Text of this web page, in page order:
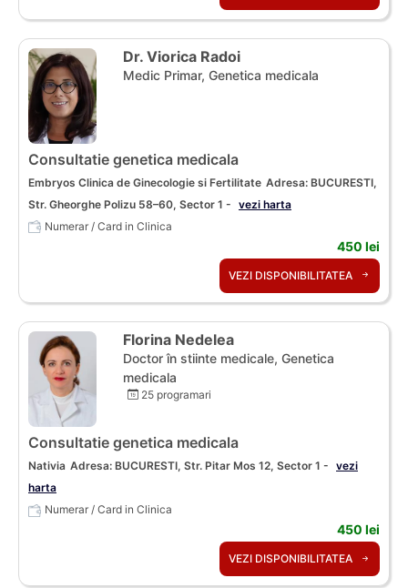
Dr. Viorica Radoi
Medic Primar, Genetica medicala
Consultatie genetica medicala
Embryos Clinica de Ginecologie si Fertilitate Adresa: BUCURESTI,
Str. Gheorghe Polizu 58–60, Sector 1 - vezi harta
Numerar / Card in Clinica
450 lei
VEZI DISPONIBILITATEA
Florina Nedelea
Doctor în stiinte medicale, Genetica
medicala
25 programari
Consultatie genetica medicala
Nativia Adresa: BUCURESTI, Str. Pitar Mos 12, Sector 1 - vezi
harta
Numerar / Card in Clinica
450 lei
VEZI DISPONIBILITATEA